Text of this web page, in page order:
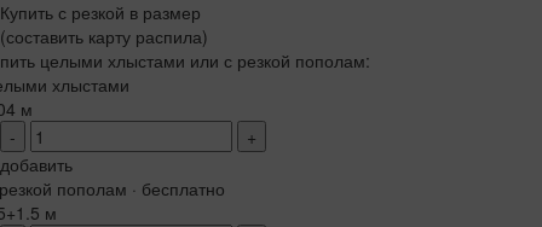
Купить с резкой в размер
(составить карту распила)
целыми хлыстами или с резкой пополам:
хлыстами
м
-
+
добавить
пополам · бесплатно
м